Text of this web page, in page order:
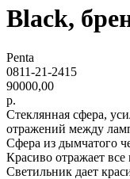
Black,
Penta
0811-21-2415
90000,00
р.
Cтеклянная сфера,
отражений между
Сфера из дымчатого
Красиво отражает
Светильник дает